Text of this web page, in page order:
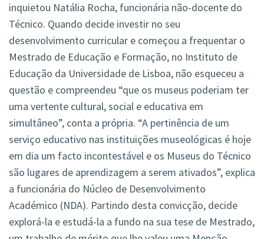
inquietou Natália Rocha, funcionária não-docente do
Técnico. Quando decide investir no seu
desenvolvimento curricular e começou a frequentar o
Mestrado de Educação e Formação, no Instituto de
Educação da Universidade de Lisboa, não esqueceu a
questão e compreendeu “que os museus poderiam ter
uma vertente cultural, social e educativa em
simultâneo”, conta a própria. “A pertinência de um
serviço educativo nas instituições museológicas é hoje
em dia um facto incontestável e os Museus do Técnico
são lugares de aprendizagem a serem ativados”, explica
a funcionária do Núcleo de Desenvolvimento
Académico (NDA). Partindo desta convicção, decide
explorá-la e estudá-la a fundo na sua tese de Mestrado,